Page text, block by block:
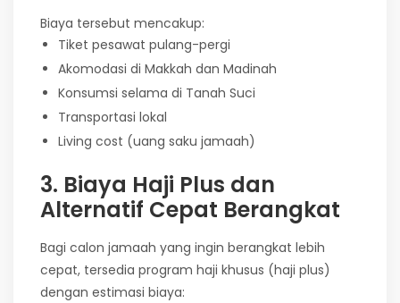
Biaya tersebut mencakup:
Tiket pesawat pulang-pergi
Akomodasi di Makkah dan Madinah
Konsumsi selama di Tanah Suci
Transportasi lokal
Living cost (uang saku jamaah)
3. Biaya Haji Plus dan
Alternatif Cepat Berangkat
Bagi calon jamaah yang ingin berangkat lebih
cepat, tersedia program haji khusus (haji plus)
dengan estimasi biaya: